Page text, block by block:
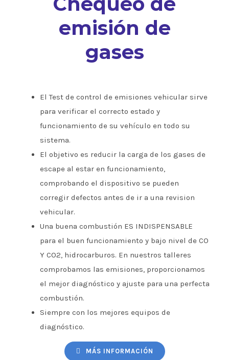
emisión de
gases
El Test de control de emisiones vehicular sirve
para verificar el correcto estado y
funcionamiento de su vehículo en todo su
sistema.
El objetivo es reducir la carga de los gases de
escape al estar en funcionamiento,
comprobando el dispositivo se pueden
corregir defectos antes de ir a una revision
vehicular.
Una buena combustión ES INDISPENSABLE
para el buen funcionamiento y bajo nivel de CO
Y CO2, hidrocarburos. En nuestros talleres
comprobamos las emisiones, proporcionamos
el mejor diagnóstico y ajuste para una perfecta
combustión.
Siempre con los mejores equipos de
diagnóstico.
MÁS INFORMACIÓN